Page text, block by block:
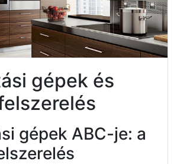
gépek és
gépek ABC-je: a